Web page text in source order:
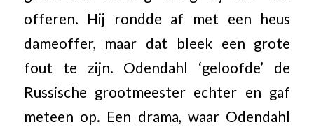
offeren. Hij rondde af met een heus
dameoffer, maar dat bleek een grote
fout te zijn. Odendahl ‘geloofde’ de
Russische grootmeester echter en gaf
meteen op. Een drama, waar Odendahl